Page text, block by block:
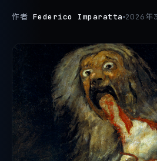
作者 Federico Imparatta 2026年